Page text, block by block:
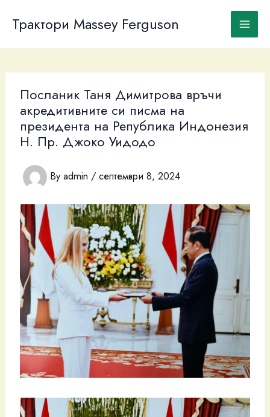
content
Трактори Massey Ferguson
Посланик Таня Димитрова връчи
акредитивните си писма на
президента на Република Индонезия
Н. Пр. Джоко Уидодо
By admin / септември 8, 2024